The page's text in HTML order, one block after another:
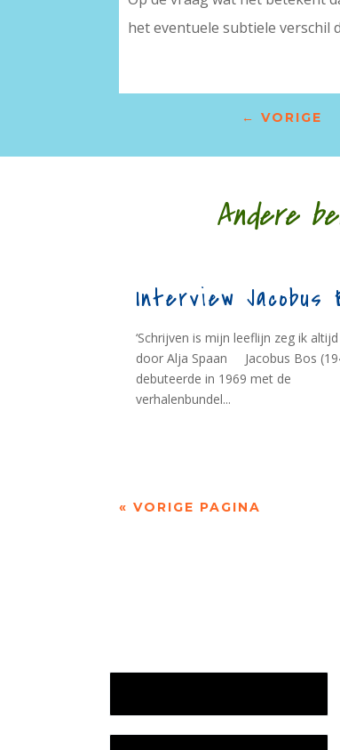
het eventuele subtiele verschil
← VORIGE
Andere
Interview Jacobus
‘Schrijven is mijn leeflijn zeg ik altijd
door Alja Spaan Jacobus Bos
debuteerde in 1969 met de
verhalenbundel...
« VORIGE PAGINA